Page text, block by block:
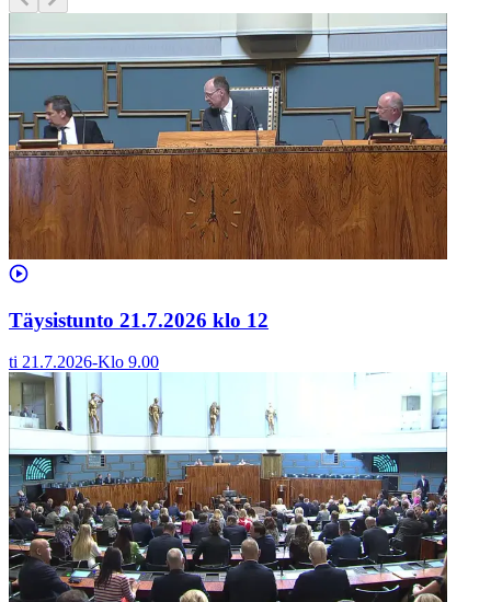
Täysistunto 21.7.2026 klo 12
ti 21.7.2026-Klo 9.00